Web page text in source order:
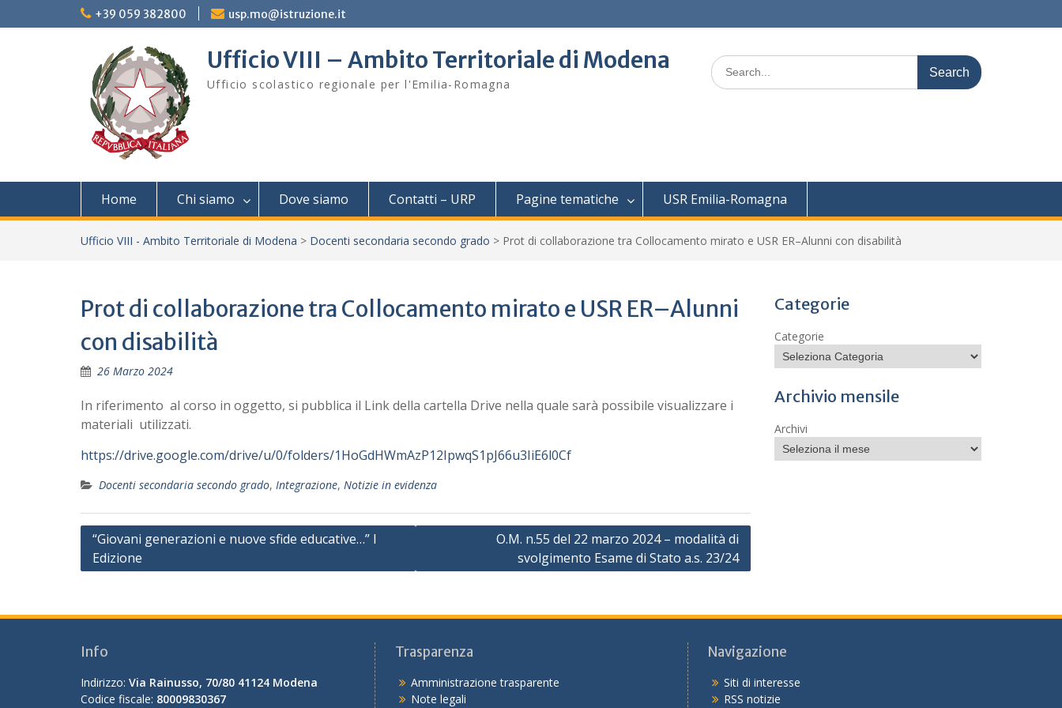
to
+39 059 382800 usp.mo@istruzione.it
Ufficio VIII – Ambito Territoriale di Modena
Ufficio scolastico regionale per l'Emilia-Romagna
Search
for:
Home Chi siamo Dove siamo Contatti – URP Pagine tematiche USR Emilia-Romagna
Ufficio VIII - Ambito Territoriale di Modena > Docenti secondaria secondo grado > Prot di collaborazione tra Collocamento mirato e USR ER–Alunni con disabilità
Prot di collaborazione tra Collocamento mirato e USR ER–Alunni
con disabilità
26 Marzo 2024
In riferimento al corso in oggetto, si pubblica il Link della cartella Drive nella quale sarà possibile visualizzare i
materiali utilizzati.
https://drive.google.com/drive/u/0/folders/1HoGdHWmAzP12IpwqS1pJ66u3IiE6l0Cf
Docenti secondaria secondo grado, Integrazione, Notizie in evidenza
Navigazione
articoli
“Giovani generazioni e nuove sfide educative…” I
Edizione
O.M. n.55 del 22 marzo 2024 – modalità di
svolgimento Esame di Stato a.s. 23/24
Categorie
Categorie
Archivio mensile
Archivi
Info
Indirizzo: Via Rainusso, 70/80 41124 Modena
Codice fiscale: 80009830367
Trasparenza
Amministrazione trasparente
Note legali
Navigazione
Siti di interesse
RSS notizie